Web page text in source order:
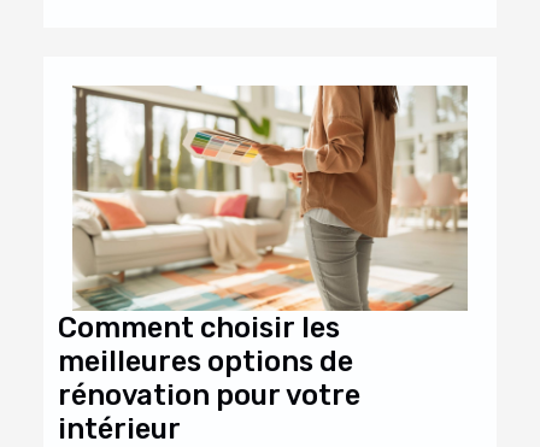
Comment choisir les
meilleures options de
rénovation pour votre
intérieur